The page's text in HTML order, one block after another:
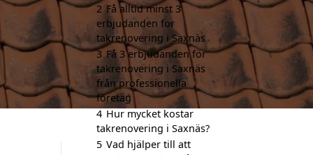
2 Få alltid minst 3
erbjudanden för
takrenovering i Saxnäs
3 Få 3 erbjudanden för
takrenovering i Saxnäs
från professionella
företag
4 Hur mycket kostar
takrenovering i Saxnäs?
5 Vad hjälper till att